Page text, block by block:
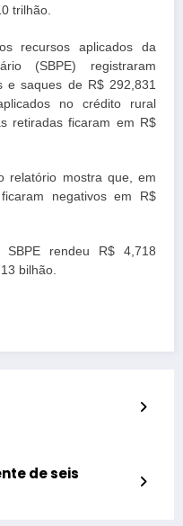
trilhão.
recursos aplicados da
(SBPE) registraram
e saques de R$ 292,831
no crédito rural
retiradas ficaram em R$
relatório mostra que, em
negativos em R$
rendeu R$ 4,718
bilhão.
de seis